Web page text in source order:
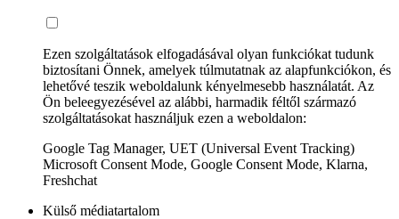
Ezen szolgáltatások elfogadásával olyan funkciókat tudunk
biztosítani Önnek, amelyek túlmutatnak az alapfunkciókon, és
lehetővé teszik weboldalunk kényelmesebb használatát. Az
Ön beleegyezésével az alábbi, harmadik féltől származó
szolgáltatásokat használjuk ezen a weboldalon:
Google Tag Manager, UET (Universal Event Tracking)
Microsoft Consent Mode, Google Consent Mode, Klarna,
Freshchat
Külső médiatartalom